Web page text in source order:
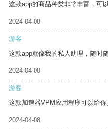
这款app的商品种类非常丰富，可
2024-04-08
游客
这款app就像我的私人助理，随时
2024-04-08
游客
这款加速器VPM应用程序可以给你
2024-04-08